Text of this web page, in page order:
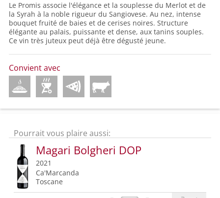
Le Promis associe l'élégance et la souplesse du Merlot et de
la Syrah à la noble rigueur du Sangiovese. Au nez, intense
bouquet fruité de baies et de cerises noires. Structure
élégante au palais, puissante et dense, aux tanins souples.
Ce vin très juteux peut déjà être dégusté jeune.
Convient avec
Pourrait vous plaire aussi:
Magari Bolgheri DOP
2021
Ca'Marcanda
Toscane